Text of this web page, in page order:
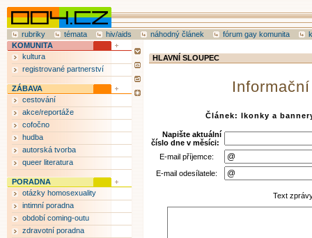
rubriky témata hiv/aids náhodný článek fórum gay komunita
HLAVNÍ SLOUPEC
Článek: Ikonky a
Napište aktuální
číslo dne v měsíci:
E-mail příjemce:
E-mail odesílatele:
Text
KOMUNITA
kultura
registrované partnerství
ZÁBAVA
cestování
akce/reportáže
cofočno
hudba
autorská tvorba
queer literatura
PORADNA
otázky homosexuality
intimní poradna
období coming-outu
zdravotní poradna